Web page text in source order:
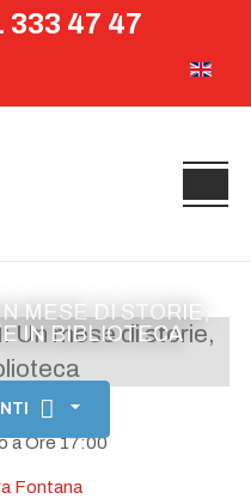
333 47 47
MESE DI STORIE,
IN BIBLIOTECA
a Ore 17:00
Fontana